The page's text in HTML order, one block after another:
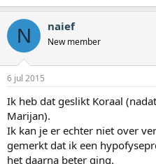
N naief
New member
6 jul 2015
Ik heb dat geslikt Koraal
Marijan).
Ik kan je er echter niet over
gemerkt dat ik een
het daarna beter ging.